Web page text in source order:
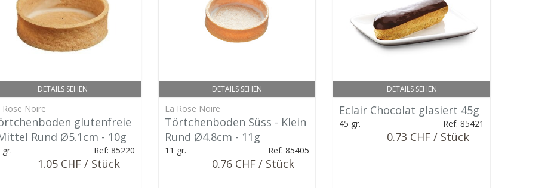
DETAILS SEHEN
Rose Noire
glutenfreie
Rund Ø5.1cm - 10g
gr. Ref: 85220
1.05 CHF / Stück
DETAILS SEHEN
La Rose Noire
Törtchenboden Süss - Klein
Rund Ø4.8cm - 11g
11 gr. Ref: 85405
0.76 CHF / Stück
DETAILS SEHEN
Eclair Chocolat glasiert 45g
45 gr. Ref: 85421
0.73 CHF / Stück